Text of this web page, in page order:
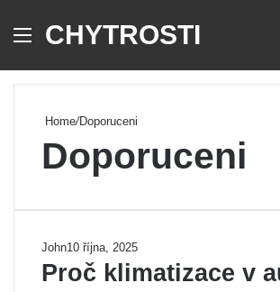
Menu
CHYTROSTI
Home/Doporuceni
Doporuceni
John10 října, 2025
Proč klimatizace v